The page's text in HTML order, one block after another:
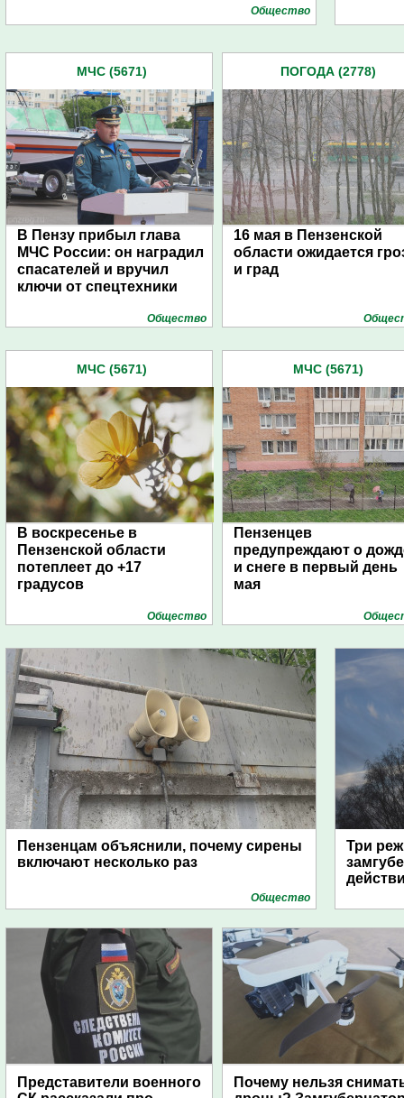
Общество
МЧС (5671)
В Пензу прибыл глава
МЧС России: он наградил
спасателей и вручил
ключи от спецтехники
Общество
ПОГОДА (2778)
16 мая в Пензенской
области ожидается
и град
МЧС (5671)
В воскресенье в
Пензенской области
потеплеет до +17
градусов
Общество
МЧС (5671)
Пензенцев
предупреждают о
и снеге в первый день
мая
Пензенцам объяснили, почему сирены
включают несколько раз
Общество
Три
Представители военного
Почему нельзя